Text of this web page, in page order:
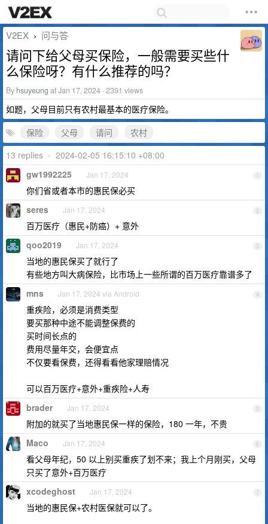
V2EX › 问与答
请问下给父母买保险，一般需要买些什
么保险呀？有什么推荐的吗？
By hsuyeung at Jan 17, 2024 · 2391 views
如题，父母目前只有农村最基本的医疗保险。
保险
父母 请问
农村
13 replies • 2024-02-05 16:15:10 +08:00
1
gw1992225 Jan 17, 2024
你们省或者本市的惠民保必买
2
seres Jan 17, 2024
百万医疗（惠民+防癌）+ 意外
3
qoo2019 Jan 17, 2024
当地的惠民保买了就行了
有些地方叫大病保险，比市场上一些所谓的百万医疗靠谱多了
4
mns Jan 17, 2024 via Android
重疾险，必须是消费类型
要买那种中途不能调整保费的
买时间长点的
费用尽量年交，会便宜点
不仅要看保费，还得看看他家理赔情况
可以百万医疗+意外+重疾险+人寿
5
brader Jan 17, 2024
附加的就买了当地惠民保一样的保险，180 一年，不贵
6
Maco Jan 17, 2024
看父母年纪，50 以上别买重疾了划不来；我上个月刚买，父母
只买了意外+百万医疗
7
xcodeghost Jan 17, 2024
当地的惠民保+农村医保就可以了。